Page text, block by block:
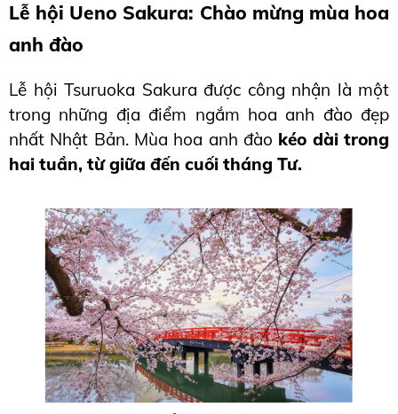
Lễ hội Ueno Sakura: Chào mừng mùa hoa
anh đào
Lễ hội Tsuruoka Sakura được công nhận là một
trong những địa điểm ngắm hoa anh đào đẹp
nhất Nhật Bản. Mùa hoa anh đào kéo dài trong
hai tuần, từ giữa đến cuối tháng Tư.